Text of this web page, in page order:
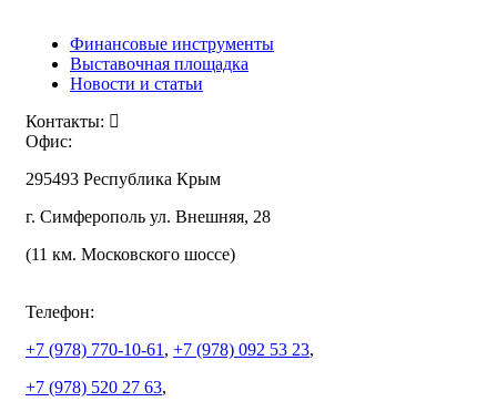
Финансовые инструменты
Выставочная площадка
Новости и статьи
Контакты:
Офис:
295493 Республика Крым
г. Симферополь ул. Внешняя, 28
(11 км. Московского шоссе)
Телефон:
+7 (978) 770-10-61, +7 (978) 092 53 23,
+7 (978) 520 27 63,